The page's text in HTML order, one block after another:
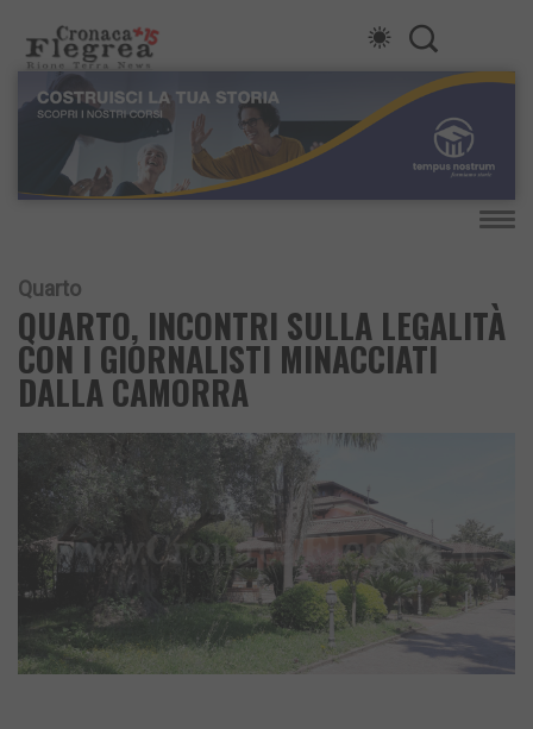
Quarto
QUARTO, INCONTRI SULLA LEGALITÀ
CON I GIORNALISTI MINACCIATI
DALLA CAMORRA